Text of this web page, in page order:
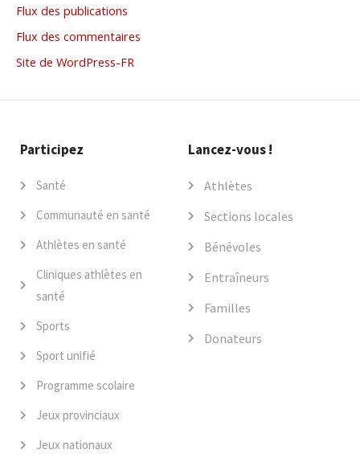
Flux des publications
Flux des commentaires
Site de WordPress-FR
Participez
Santé
Communauté en santé
Athlètes en santé
Cliniques athlètes en
santé
Sports
Sport unifié
Programme scolaire
Jeux provinciaux
Jeux nationaux
Lancez-vous !
Athlètes
Sections locales
Bénévoles
Entraîneurs
Familles
Donateurs